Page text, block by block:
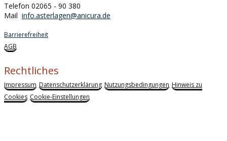
Telefon 02065 - 90 380
Mail info.asterlagen@anicura.de
Barrierefreiheit
AGB
Rechtliches
Impressum Datenschutzerklärung Nutzungsbedingungen Hinweis zu
Cookies Cookie-Einstellungen